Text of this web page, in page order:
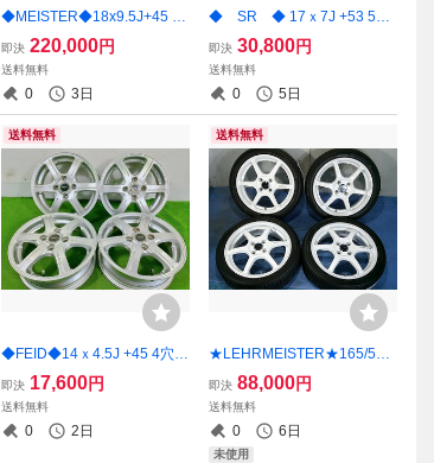
◆MEISTER◆18x9.5J+45 5
穴 114.3 中古アルミホイール
4本【福島発 送料無料】FUK-
G19355★18インチ
即決 220,000円
送料無料
0 3日
◆ SR ◆ 17ｘ7J +53 5穴
114.3 中古 アルミホイール 4
本 【宮城発 送料無料】MYG-
C17522
即決 30,800円
送料無料
0 5日
送料無料
◆FEID◆14ｘ4.5J +45 4穴 P
CD100 中古 アルミホイール
4本 【宮城発 送料無料】MY
G-C17322
即決 17,600円
送料無料
0 2日
送料無料
★LEHRMEISTER★165/50R
16 16x5J +45 4穴 100 未使
用タイヤホイールセット 4本
ノーマル【福島発 送料無
料】FUK-G18931★16インチ
即決 88,000円
送料無料
0 6日
未使用